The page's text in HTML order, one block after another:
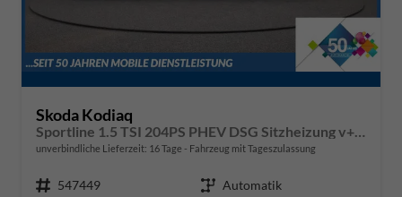
Skoda Kodiaq
unverbindliche Lieferzeit: 16 Tage Fahrzeug mit Tageszulassung
Fahrzeugnr. 547449 Getriebe Automatik